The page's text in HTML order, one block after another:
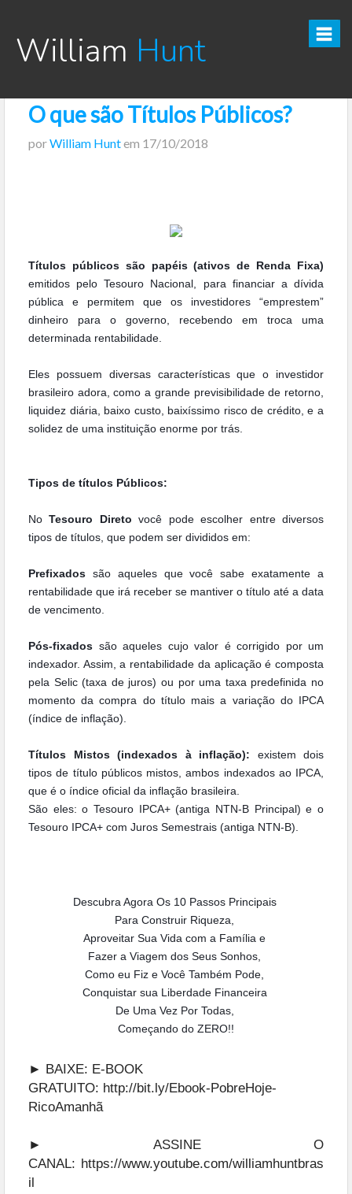
William Hunt
CURSO TESOURO DIRETO PRO
POSTS
PODCAST
O que são Títulos Públicos?
porWilliam Huntem 17/10/2018
Títulos públicos são papéis (ativos de Renda Fixa)
emitidos pelo Tesouro Nacional, para financiar a dívida
pública e permitem que os investidores “emprestem”
dinheiro para o governo, recebendo em troca uma
determinada rentabilidade.
Eles possuem diversas características que o investidor
brasileiro adora, como a grande previsibilidade de retorno,
liquidez diária, baixo custo, baixíssimo risco de crédito, e a
solidez de uma instituição enorme por trás.
Tipos de títulos Públicos:
NoTesouro Direto você pode escolher entre diversos
tipos de títulos, que podem ser divididos em:
Prefixados são aqueles que você sabe exatamente a
rentabilidade que irá receber se mantiver o título até a data
de vencimento.
Pós-fixados são aqueles cujo valor é corrigido por um
indexador. Assim, a rentabilidade da aplicação é composta
pela Selic (taxa de juros) ou por uma taxa predefinida no
momento da compra do título mais a variação do IPCA
(índice de inflação).
Títulos Mistos (indexados à inflação): existem dois
tipos de título públicos mistos, ambos indexados ao IPCA,
que é o índice oficial da inflação brasileira.
São eles: o Tesouro IPCA+ (antiga NTN-B Principal) e o
Tesouro IPCA+ com Juros Semestrais (antiga NTN-B).
Descubra Agora Os 10 Passos Principais
Para Construir Riqueza,
Aproveitar Sua Vida com a Família e
Fazer a Viagem dos Seus Sonhos,
Como eu Fiz e Você Também Pode,
Conquistar sua Liberdade Financeira
De Uma Vez Por Todas,
Começando do ZERO!!
► BAIXE: E-BOOK
GRATUITO: http://bit.ly/Ebook-PobreHoje-
RicoAmanhã
► ASSINE O
CANAL: https://www.youtube.com/williamhuntbras
il